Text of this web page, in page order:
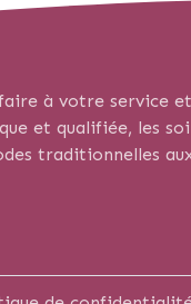
à votre service
et qualifiée, les
traditionnelles